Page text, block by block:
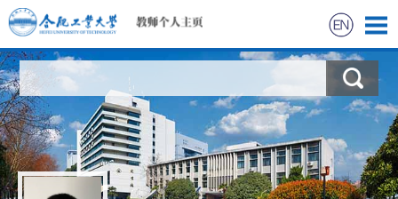
首页
科学研究
教学研究